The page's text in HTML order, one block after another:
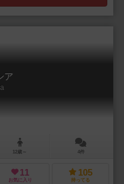
ア
12歳～ 4件
11
お気に入り
105
持ってる